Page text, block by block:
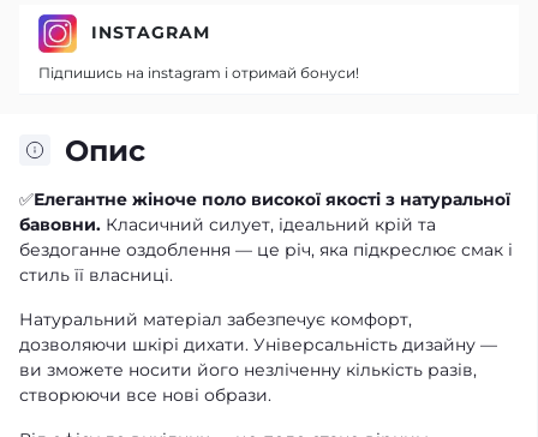
Опис
✅Елегантне жіноче поло високої якості з натуральної
бавовни. Класичний силует, ідеальний крій та
бездоганне оздоблення — це річ, яка підкреслює смак і
стиль її власниці.
Натуральний матеріал забезпечує комфорт,
дозволяючи шкірі дихати. Універсальність дизайну —
ви зможете носити його незліченну кількість разів,
створюючи все нові образи.
INSTAGRAM
Підпишись на instagram і отримай бонуси!